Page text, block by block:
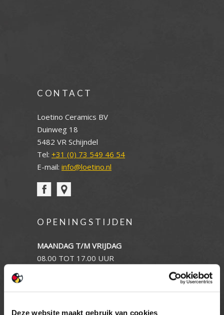
Deze website maakt gebruik van cookies
CONTACT
Loetino Ceramics BV
Duinweg 18
5482 VR Schijndel
Tel: +31 (0) 73 549 46 54
E-mail: info@loetino.nl
OPENINGSTIJDEN
MAANDAG T/M VRIJDAG
08.00 TOT 17.00 UUR
GESLOTEN